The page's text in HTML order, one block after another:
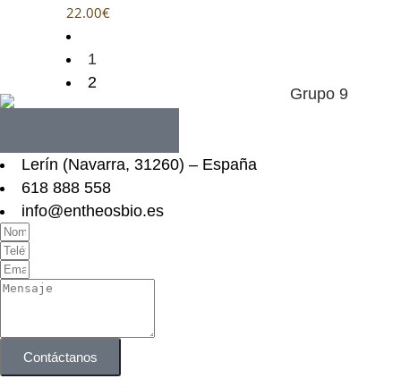
22.00€
1
2
Lerín (Navarra, 31260) – España
618 888 558
info@entheosbio.es
Contáctanos